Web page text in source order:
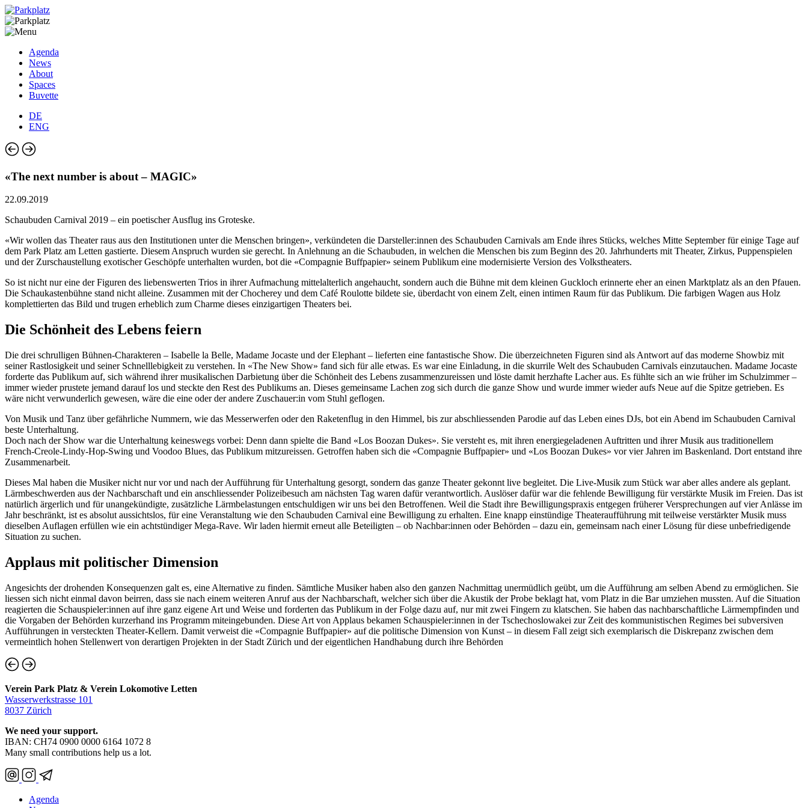
Agenda
News
About
Spaces
Buvette
DE
ENG
«The next number is about – MAGIC»
22.09.2019
Schaubuden Carnival 2019 – ein poetischer Ausflug ins Groteske.
«Wir wollen das Theater raus aus den Institutionen unter die Menschen bringen», verkündeten die Darsteller:innen des Schaubuden Carnivals am Ende ihres Stücks, welches Mitte September für einige Tage auf
dem Park Platz am Letten gastierte. Diesem Anspruch wurden sie gerecht. In Anlehnung an die Schaubuden, in welchen die Menschen bis zum Beginn des 20. Jahrhunderts mit Theater, Zirkus, Puppenspielen
und der Zurschaustellung exotischer Geschöpfe unterhalten wurden, bot die «Compagnie Buffpapier» seinem Publikum eine modernisierte Version des Volkstheaters.
So ist nicht nur eine der Figuren des liebenswerten Trios in ihrer Aufmachung mittelalterlich angehaucht, sondern auch die Bühne mit dem kleinen Guckloch erinnerte eher an einen Marktplatz als an den Pfauen.
Die Schaukastenbühne stand nicht alleine. Zusammen mit der Chocherey und dem Café Roulotte bildete sie, überdacht von einem Zelt, einen intimen Raum für das Publikum. Die farbigen Wagen aus Holz
komplettierten das Bild und trugen erheblich zum Charme dieses einzigartigen Theaters bei.
Die Schönheit des Lebens feiern
Die drei schrulligen Bühnen-Charakteren – Isabelle la Belle, Madame Jocaste und der Elephant – lieferten eine fantastische Show. Die überzeichneten Figuren sind als Antwort auf das moderne Showbiz mit
seiner Rastlosigkeit und seiner Schnelllebigkeit zu verstehen. In «The New Show» fand sich für alle etwas. Es war eine Einladung, in die skurrile Welt des Schaubuden Carnivals einzutauchen. Madame Jocaste
forderte das Publikum auf, sich während ihrer musikalischen Darbietung über die Schönheit des Lebens zusammenzureissen und löste damit herzhafte Lacher aus. Es fühlte sich an wie früher im Schulzimmer –
immer wieder prustete jemand darauf los und steckte den Rest des Publikums an. Dieses gemeinsame Lachen zog sich durch die ganze Show und wurde immer wieder aufs Neue auf die Spitze getrieben. Es
wäre nicht verwunderlich gewesen, wäre die eine oder der andere Zuschauer:in vom Stuhl geflogen.
Von Musik und Tanz über gefährliche Nummern, wie das Messerwerfen oder den Raketenflug in den Himmel, bis zur abschliessenden Parodie auf das Leben eines DJs, bot ein Abend im Schaubuden Carnival
beste Unterhaltung.
Doch nach der Show war die Unterhaltung keineswegs vorbei: Denn dann spielte die Band «Los Boozan Dukes». Sie versteht es, mit ihren energiegeladenen Auftritten und ihrer Musik aus traditionellem
French-Creole-Lindy-Hop-Swing und Voodoo Blues, das Publikum mitzureissen. Getroffen haben sich die «Compagnie Buffpapier» und «Los Boozan Dukes» vor vier Jahren im Baskenland. Dort entstand ihre
Zusammenarbeit.
Dieses Mal haben die Musiker nicht nur vor und nach der Aufführung für Unterhaltung gesorgt, sondern das ganze Theater gekonnt live begleitet. Die Live-Musik zum Stück war aber alles andere als geplant.
Lärmbeschwerden aus der Nachbarschaft und ein anschliessender Polizeibesuch am nächsten Tag waren dafür verantwortlich. Auslöser dafür war die fehlende Bewilligung für verstärkte Musik im Freien. Das ist
natürlich ärgerlich und für unangekündigte, zusätzliche Lärmbelastungen entschuldigen wir uns bei den Betroffenen. Weil die Stadt ihre Bewilligungspraxis entgegen früherer Versprechungen auf vier Anlässe im
Jahr beschränkt, ist es absolut aussichtslos, für eine Veranstaltung wie den Schaubuden Carnival eine Bewilligung zu erhalten. Eine knapp einstündige Theateraufführung mit teilweise verstärkter Musik muss
dieselben Auflagen erfüllen wie ein achtstündiger Mega-Rave. Wir laden hiermit erneut alle Beteiligten – ob Nachbar:innen oder Behörden – dazu ein, gemeinsam nach einer Lösung für diese unbefriedigende
Situation zu suchen.
Applaus mit politischer Dimension
Angesichts der drohenden Konsequenzen galt es, eine Alternative zu finden. Sämtliche Musiker haben also den ganzen Nachmittag unermüdlich geübt, um die Aufführung am selben Abend zu ermöglichen. Sie
liessen sich nicht einmal davon beirren, dass sie nach einem weiteren Anruf aus der Nachbarschaft, welcher sich über die Akustik der Probe beklagt hat, vom Platz in die Bar umziehen mussten. Auf die Situation
reagierten die Schauspieler:innen auf ihre ganz eigene Art und Weise und forderten das Publikum in der Folge dazu auf, nur mit zwei Fingern zu klatschen. Sie haben das nachbarschaftliche Lärmempfinden und
die Vorgaben der Behörden kurzerhand ins Programm miteingebunden. Diese Art von Applaus bekamen Schauspieler:innen in der Tschechoslowakei zur Zeit des kommunistischen Regimes bei subversiven
Aufführungen in versteckten Theater-Kellern. Damit verweist die «Compagnie Buffpapier» auf die politische Dimension von Kunst – in diesem Fall zeigt sich exemplarisch die Diskrepanz zwischen dem
vermeintlich hohen Stellenwert von derartigen Projekten in der Stadt Zürich und der eigentlichen Handhabung durch ihre Behörden
Verein Park Platz & Verein Lokomotive Letten
Wasserwerkstrasse 101
8037 Zürich
We need your support.
IBAN: CH74 0900 0000 6164 1072 8
Many small contributions help us a lot.
Agenda